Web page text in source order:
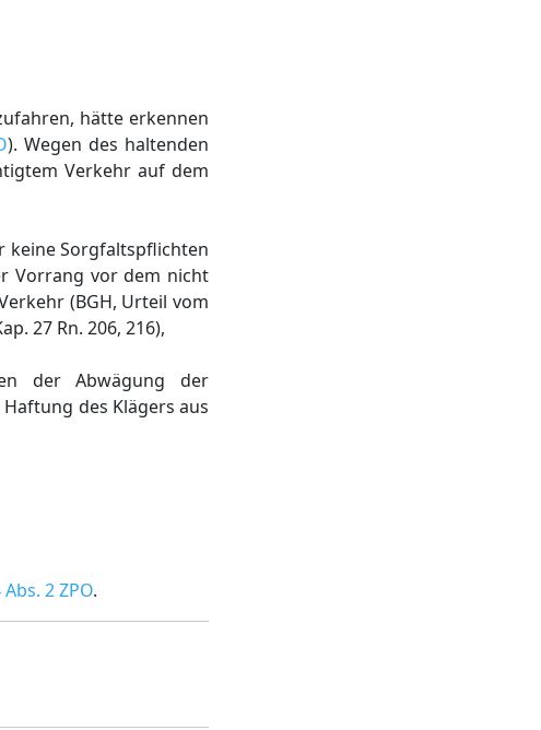
hätte erkennen
). Wegen des haltenden
Verkehr auf dem
keine Sorgfaltspflichten
Vorrang vor dem nicht
(BGH, Urteil vom
27 Rn. 206, 216),
der Abwägung der
Haftung des Klägers aus
Abs. 2 ZPO.